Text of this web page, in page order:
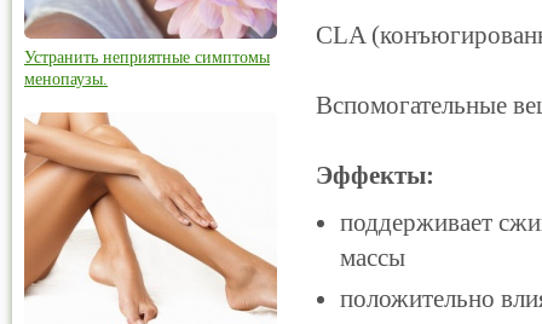
CLA
Вспомогательные
Эффекты:
поддерживает
массы
положительно
Устранить неприятные симптомы
менопаузы.